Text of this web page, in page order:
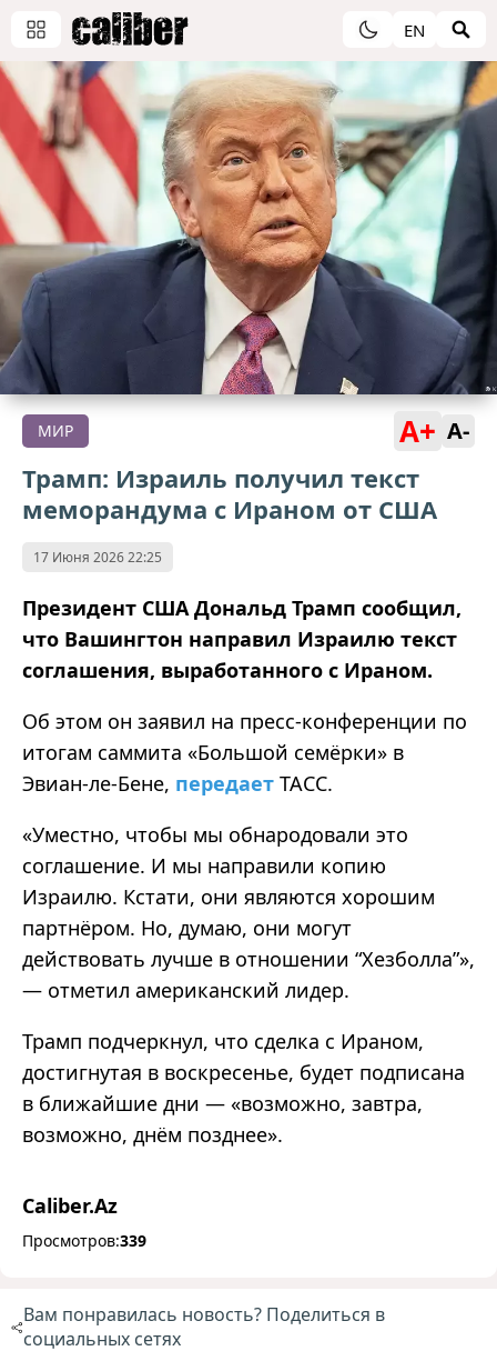
EN
МИР A+ A-
Трамп: Израиль получил текст
меморандума с Ираном от США
17 Июня 2026 22:25
Президент США Дональд Трамп сообщил,
что Вашингтон направил Израилю текст
соглашения, выработанного с Ираном.
Об этом он заявил на пресс‑конференции по
итогам саммита «Большой семёрки» в
Эвиан‑ле‑Бене, передает ТАСС.
«Уместно, чтобы мы обнародовали это
соглашение. И мы направили копию
Израилю. Кстати, они являются хорошим
партнёром. Но, думаю, они могут
действовать лучше в отношении “Хезболла”»,
— отметил американский лидер.
Трамп подчеркнул, что сделка с Ираном,
достигнутая в воскресенье, будет подписана
в ближайшие дни — «возможно, завтра,
возможно, днём позднее».
Caliber.Az
Просмотров:339
Вам понравилась новость? Поделиться в
социальных сетях